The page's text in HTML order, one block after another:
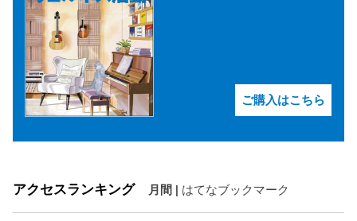
ご購入はこちら
アクセスランキング 月間 はてなブックマーク